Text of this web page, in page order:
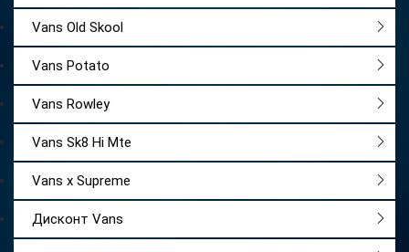
Vans Old Skool
Vans Potato
Vans Rowley
Vans Sk8 Hi Mte
Vans x Supreme
Дисконт Vans